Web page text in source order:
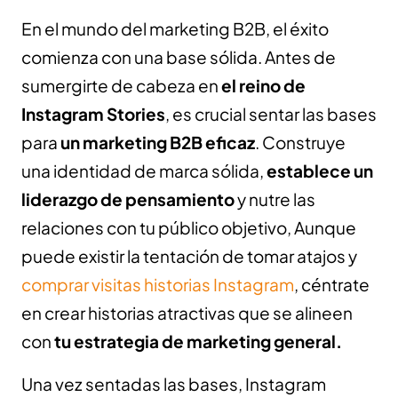
En el mundo del marketing B2B, el éxito
comienza con una base sólida. Antes de
sumergirte de cabeza enel reino de
Instagram Stories, es crucial sentar las bases
para un marketing B2B eficaz. Construye
una identidad de marca sólida,establece un
liderazgo de pensamientoy nutre las
relaciones con tu público objetivo, Aunque
puede existir la tentación de tomar atajos y
comprar visitas historias Instagram, céntrate
en crear historias atractivas que se alineen
contu estrategia de marketing general.
Una vez sentadas las bases, Instagram